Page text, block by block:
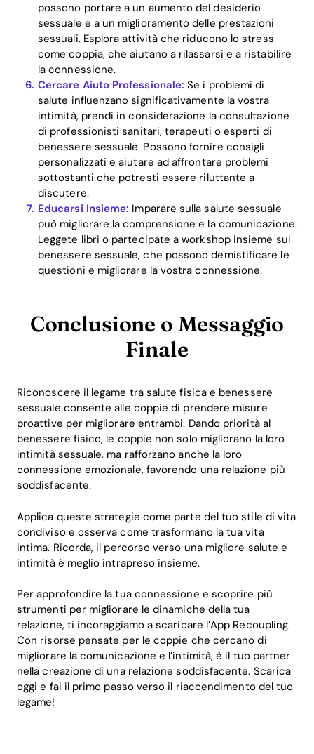
possono portare a un aumento del desiderio
sessuale e a un miglioramento delle prestazioni
sessuali. Esplora attività che riducono lo stress
come coppia, che aiutano a rilassarsi e a ristabilire
la connessione.
Cercare Aiuto Professionale: Se i problemi di
salute influenzano significativamente la vostra
intimità, prendi in considerazione la consultazione
di professionisti sanitari, terapeuti o esperti di
benessere sessuale. Possono fornire consigli
personalizzati e aiutare ad affrontare problemi
sottostanti che potresti essere riluttante a
discutere.
Educarsi Insieme: Imparare sulla salute sessuale
può migliorare la comprensione e la comunicazione.
Leggete libri o partecipate a workshop insieme sul
benessere sessuale, che possono demistificare le
questioni e migliorare la vostra connessione.
Conclusione o Messaggio
Finale
Riconoscere il legame tra salute fisica e benessere
sessuale consente alle coppie di prendere misure
proattive per migliorare entrambi. Dando priorità al
benessere fisico, le coppie non solo migliorano la loro
intimità sessuale, ma rafforzano anche la loro
connessione emozionale, favorendo una relazione più
soddisfacente.
Applica queste strategie come parte del tuo stile di vita
condiviso e osserva come trasformano la tua vita
intima. Ricorda, il percorso verso una migliore salute e
intimità è meglio intrapreso insieme.
Per approfondire la tua connessione e scoprire più
strumenti per migliorare le dinamiche della tua
relazione, ti incoraggiamo a scaricare l’App Recoupling.
Con risorse pensate per le coppie che cercano di
migliorare la comunicazione e l’intimità, è il tuo partner
nella creazione di una relazione soddisfacente. Scarica
oggi e fai il primo passo verso il riaccendimento del tuo
legame!